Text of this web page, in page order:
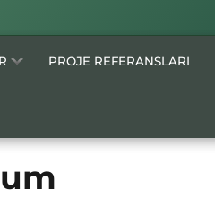
PROJE REFERANSLARI